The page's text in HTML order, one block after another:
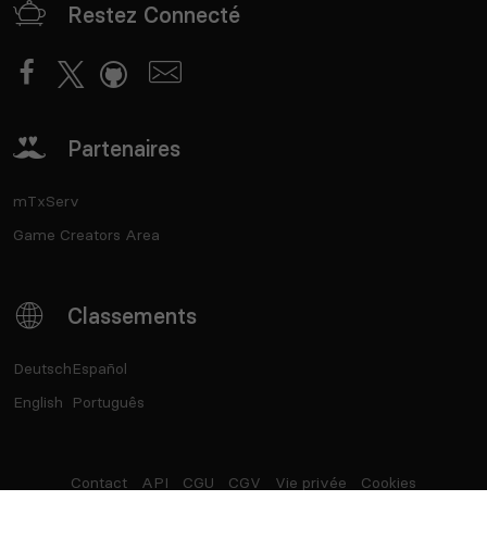
Restez Connecté
Partenaires
mTxServ
Game Creators Area
Classements
Deutsch
English
Español
Português
Contact API CGU CGV Vie privée Cookies